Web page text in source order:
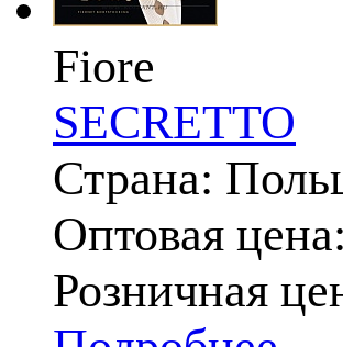
Fiore
SECRETTO
Страна:
Оптовая цена:
Розничная